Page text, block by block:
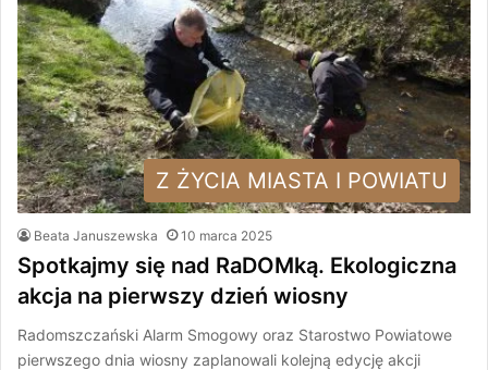
Z ŻYCIA MIASTA I POWIATU
Beata Januszewska 10 marca 2025
Spotkajmy się nad RaDOMką. Ekologiczna
akcja na pierwszy dzień wiosny
Radomszczański Alarm Smogowy oraz Starostwo Powiatowe
pierwszego dnia wiosny zaplanowali kolejną edycję akcji